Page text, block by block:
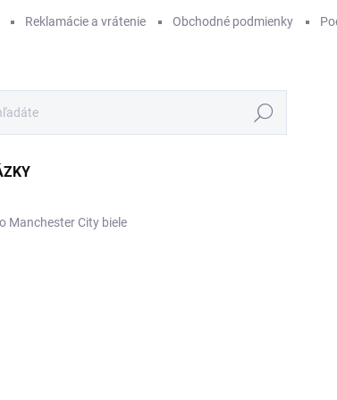
Reklamácie a vrátenie Obchodné podmienky
Hľadať
Manchester City biele